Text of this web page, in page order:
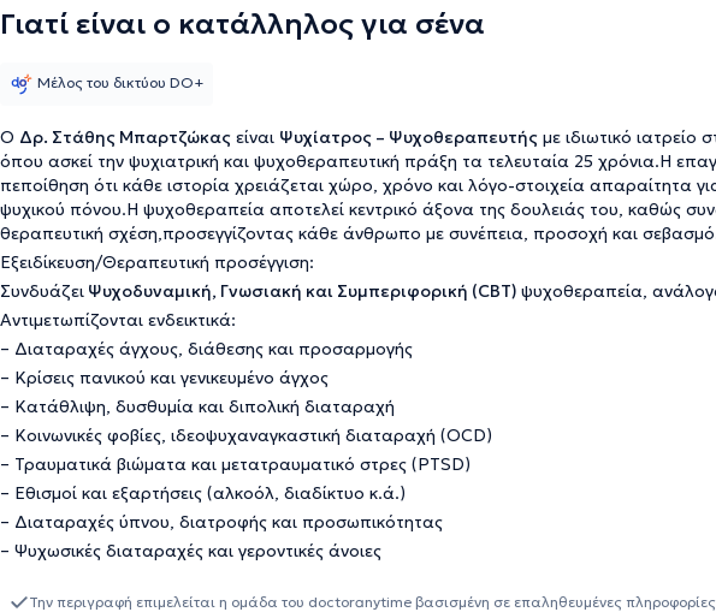
Γιατί είναι ο κατάλληλος για σένα
Ο Δρ. Στάθης Μπαρτζώκας είναι Ψυχίατρος – Ψυχοθεραπευτής με ιδιωτικό
όπου ασκεί την ψυχιατρική και ψυχοθεραπευτική πράξη τα τελευταία 25 χρόνια.Η
πεποίθηση ότι κάθε ιστορία χρειάζεται χώρο, χρόνο και λόγο-στοιχεία απαραίτητα
ψυχικού πόνου.Η ψυχοθεραπεία αποτελεί κεντρικό άξονα της δουλειάς του, καθώς
θεραπευτική σχέση,προσεγγίζοντας κάθε άνθρωπο με συνέπεια, προσοχή και
Εξειδίκευση/Θεραπευτική προσέγγιση:
Συνδυάζει Ψυχοδυναμική, Γνωσιακή και Συμπεριφορική (CBT) ψυχοθεραπεία,
Αντιμετωπίζονται ενδεικτικά:
– Διαταραχές άγχους, διάθεσης και προσαρμογής
– Κρίσεις πανικού και γενικευμένο άγχος
– Κατάθλιψη, δυσθυμία και διπολική διαταραχή
– Κοινωνικές φοβίες, ιδεοψυχαναγκαστική διαταραχή (OCD)
– Τραυματικά βιώματα και μετατραυματικό στρες (PTSD)
– Εθισμοί και εξαρτήσεις (αλκοόλ, διαδίκτυο κ.ά.)
– Διαταραχές ύπνου, διατροφής και προσωπικότητας
– Ψυχωσικές διαταραχές και γεροντικές άνοιες
Μέλος του δικτύου DO+
Την περιγραφή επιμελείται η ομάδα του doctoranytime βασισμένη σε επαληθευμένες